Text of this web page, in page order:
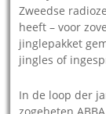
Zweedse
heeft – voor
jinglepakket
jingles of
In de loop der